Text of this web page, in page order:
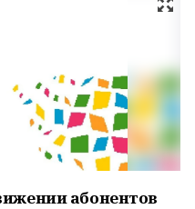
абонентов